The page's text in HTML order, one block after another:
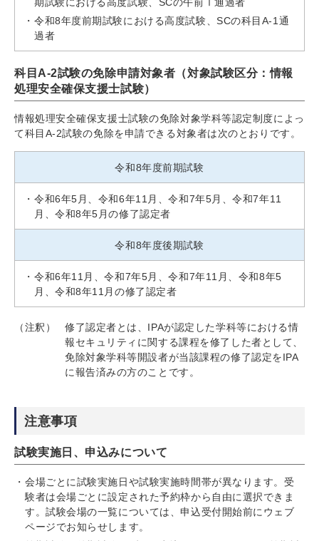
期試験における高度試験、SCの午前Ⅰ通過者
令和8年度前期試験における高度試験、SCの科目A-1通
過者
科目A-2試験の免除申請対象者（対象試験区分：情報
処理安全確保支援士試験）
情報処理安全確保支援士試験の免除対象学科等認定制度によっ
て科目A-2試験の免除を申請できる対象者は次のとおりです。
令和8年度前期試験
令和6年5月、令和6年11月、令和7年5月、令和7年11
月、令和8年5月の修了認定者
令和8年度後期試験
令和6年11月、令和7年5月、令和7年11月、令和8年5
月、令和8年11月の修了認定者
（注釈）
修了認定者とは、IPAが認定した学科等における情
報セキュリティに関する課程を修了した者として、
免除対象学科等開設者が当該課程の修了認定をIPA
に報告済みの方のことです。
注意事項
試験実施日、申込みについて
会場ごとに試験実施日や試験実施時間帯が異なります。受
験者は会場ごとに設定された予約枠から自由に選択できま
す。試験会場の一覧については、申込受付開始前にウェブ
ページでお知らせします。